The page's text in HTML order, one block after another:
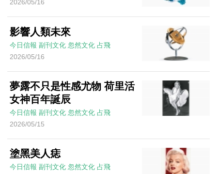
2026/05/16
影響人類未來
今日信報 副刊文化 忽然文化 占飛
2026/05/16
夢露不只是性感尤物 荷里活
女神百年誕辰
今日信報 副刊文化 忽然文化 占飛
2026/05/15
塗黑美人痣
今日信報 副刊文化 忽然文化 占飛